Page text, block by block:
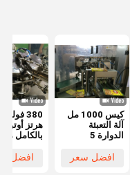
كيس 1000 مل
آلة التعبئة
الدوارة 5
الوقوف الحقيبة
افضل سعر
هرتز
بالكامل
حزمة آلة
افضل